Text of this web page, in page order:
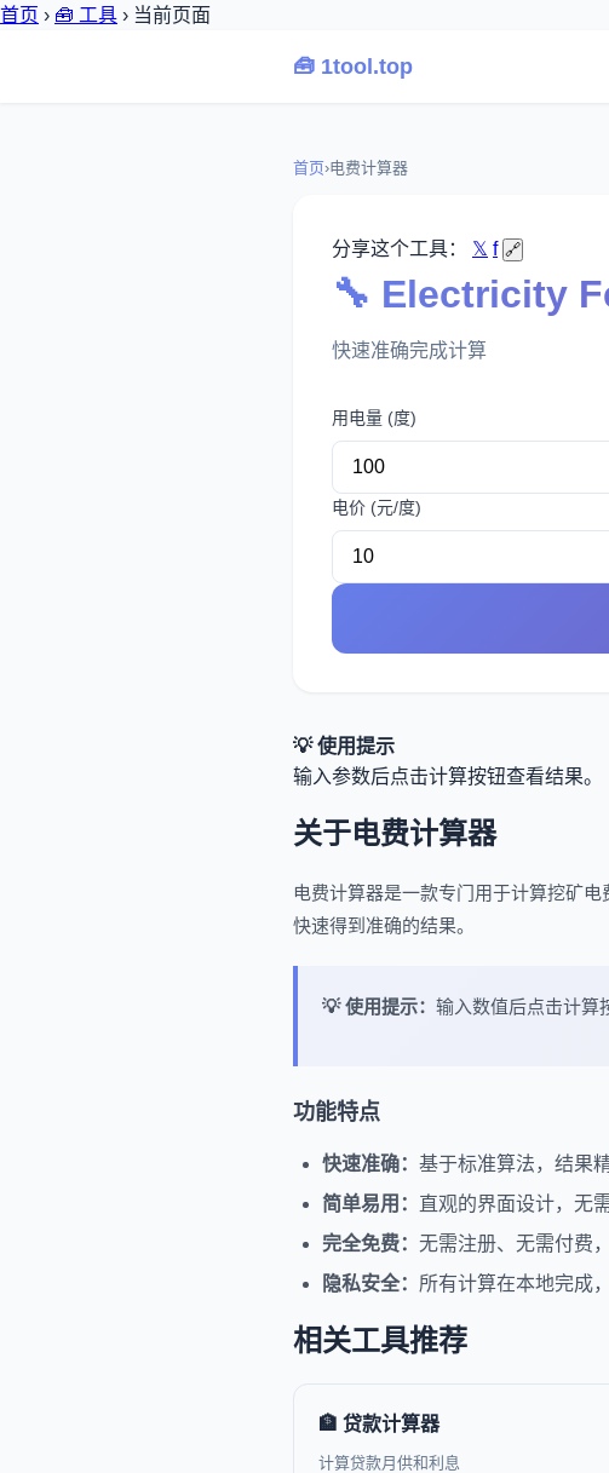
首页 › 🧰 工具 › 当前页面
🧰 1tool.top
首页›电费计算器
分享这个工具： 𝕏 f 🔗
🔧 Electricity
快速准确完成计算
用电量 (度)
电价 (元/度)
💡 使用提示
输入参数后点击计算按钮查看结果。
关于电费计算器
电费计算器是一款专门用于计算挖矿
快速得到准确的结果。
💡 使用提示： 输入数值后点击计算
功能特点
快速准确： 基于标准算法，结果
简单易用： 直观的界面设计，无
完全免费： 无需注册、无需付费
隐私安全： 所有计算在本地完成
相关工具推荐
🏦 贷款计算器
计算贷款月供和利息